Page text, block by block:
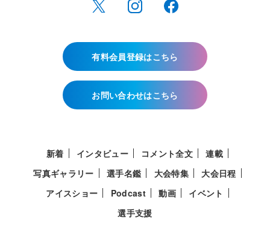
有料会員登録はこちら
お問い合わせはこちら
新着 インタビュー コメント全文
連載
写真ギャラリー
選手名鑑 大会特集
大会日程
アイスショー
Podcast 動画
イベント
選手支援